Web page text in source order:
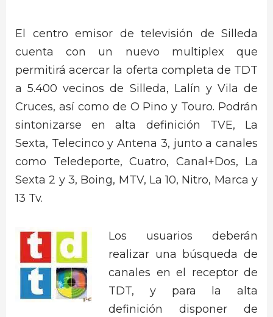
El centro emisor de televisión de Silleda
cuenta con un nuevo multiplex que
permitirá acercar la oferta completa de TDT
a 5.400 vecinos de Silleda, Lalín y Vila de
Cruces, así como de O Pino y Touro. Podrán
sintonizarse en alta definición TVE, La
Sexta, Telecinco y Antena 3, junto a canales
como Teledeporte, Cuatro, Canal+Dos, La
Sexta 2 y 3, Boing, MTV, La 10, Nitro, Marca y
13 Tv.
Los usuarios deberán
realizar una búsqueda de
canales en el receptor de
TDT, y para la alta
definición disponer de